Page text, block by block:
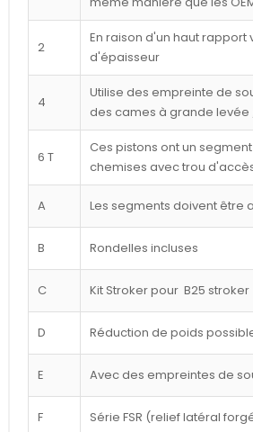
2
En raison d'un haut
d'épaisseur
4
Utilise des empreinte de
des cames à grande
6 T
Ces pistons ont un
chemises avec trou
A Les segments doivent être
B Rondelles incluses
C Kit Stroker pour B25 stroker
D Réduction de poids
E Avec des empreintes de
F Série FSR (relief latéral